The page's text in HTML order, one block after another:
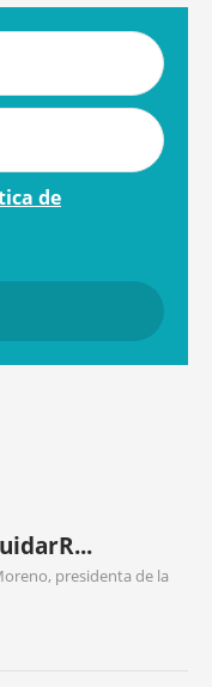
de
presidenta de la